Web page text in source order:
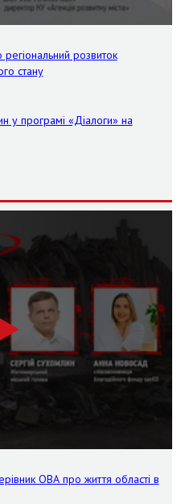
розвиток
стану
у програмі «Діалоги» на
ОВА про життя області в